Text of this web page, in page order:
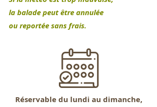
la balade peut être annulée
ou reportée sans frais.
Réservabledu lundi au dimanche,